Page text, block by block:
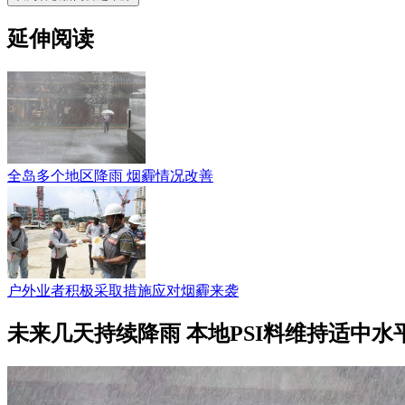
延伸阅读
全岛多个地区降雨 烟霾情况改善
户外业者积极采取措施应对烟霾来袭
未来几天持续降雨 本地PSI料维持适中水